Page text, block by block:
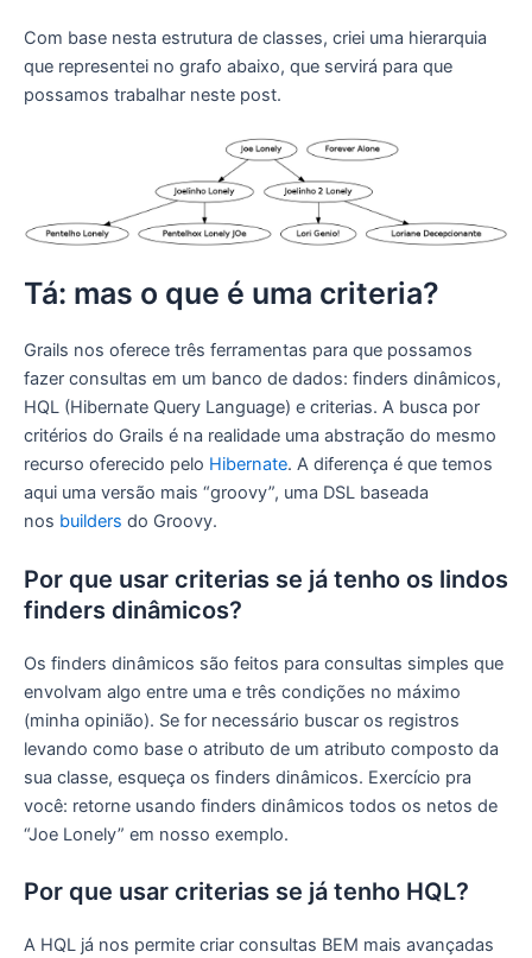
Com base nesta estrutura de classes, criei uma hierarquia
que representei no grafo abaixo, que servirá para que
possamos trabalhar neste post.
Tá: mas o que é uma criteria?
Grails nos oferece três ferramentas para que possamos
fazer consultas em um banco de dados: finders dinâmicos,
HQL (Hibernate Query Language) e criterias. A busca por
critérios do Grails é na realidade uma abstração do mesmo
recurso oferecido pelo Hibernate. A diferença é que temos
aqui uma versão mais “groovy”, uma DSL baseada
nos builders do Groovy.
Por que usar criterias se já tenho os lindos
finders dinâmicos?
Os finders dinâmicos são feitos para consultas simples que
envolvam algo entre uma e três condições no máximo
(minha opinião). Se for necessário buscar os registros
levando como base o atributo de um atributo composto da
sua classe, esqueça os finders dinâmicos. Exercício pra
você: retorne usando finders dinâmicos todos os netos de
“Joe Lonely” em nosso exemplo.
Por que usar criterias se já tenho HQL?
A HQL já nos permite criar consultas BEM mais avançadas